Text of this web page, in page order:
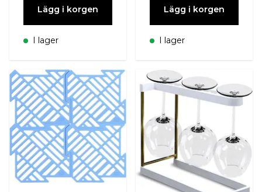
Lägg i korgen
I lager
Lägg i korgen
I lager